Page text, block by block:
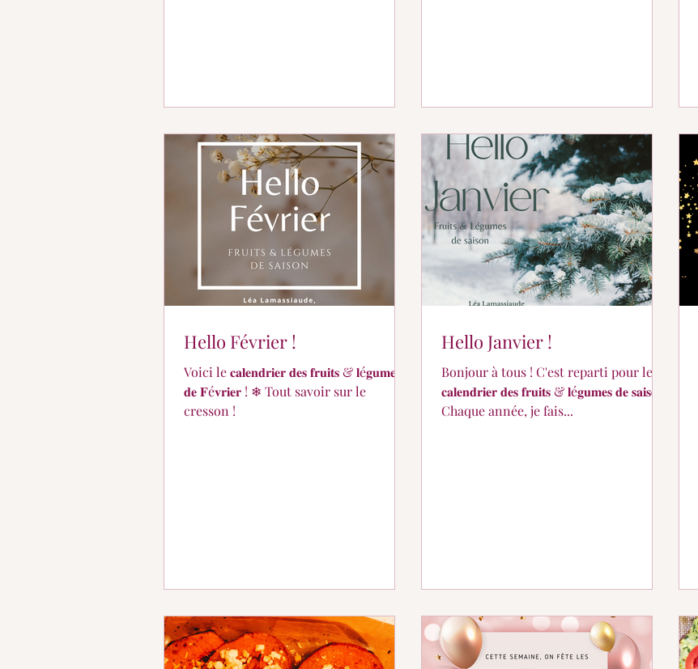
Hello Février !
Voici le 𝐜𝐚𝐥𝐞𝐧𝐝𝐫𝐢𝐞𝐫 𝐝𝐞𝐬 𝐟𝐫𝐮𝐢𝐭𝐬 & 𝐥é𝐠𝐮𝐦𝐞𝐬
𝐝𝐞 𝐅é𝐯𝐫𝐢𝐞𝐫 ! ❄ Tout savoir sur le
cresson !
Hello Janvier !
Bonjour à tous ! C'est reparti pour le
𝐜𝐚𝐥𝐞𝐧𝐝𝐫𝐢𝐞𝐫 𝐝𝐞𝐬 𝐟𝐫𝐮𝐢𝐭𝐬 & 𝐥é𝐠𝐮𝐦𝐞𝐬 𝐝𝐞 𝐬𝐚𝐢𝐬𝐨𝐧 !
Chaque année, je fais...